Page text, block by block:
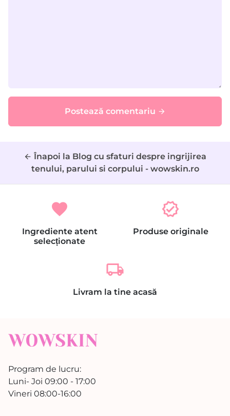
Postează comentariu arrow_forward
arrow_back Înapoi la Blog cu sfaturi despre ingrijirea
tenului, parului si corpului - wowskin.ro
favorite
Ingrediente atent
selecționate
verified
Produse originale
local_shipping
Livram la tine acasă
Program de lucru:
Luni- Joi 09:00 - 17:00
Vineri 08:00-16:00